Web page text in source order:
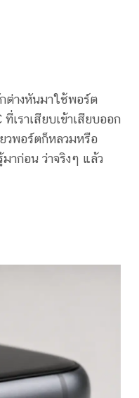
ต่างหันมาใช้พอร์ต
เราเสียบเข้าเสียบออก
วพอร์ตก็หลวมหรือ
าก่อน ว่าจริงๆ แล้ว